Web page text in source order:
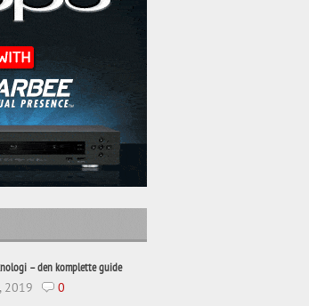
– den komplette guide
2019 0